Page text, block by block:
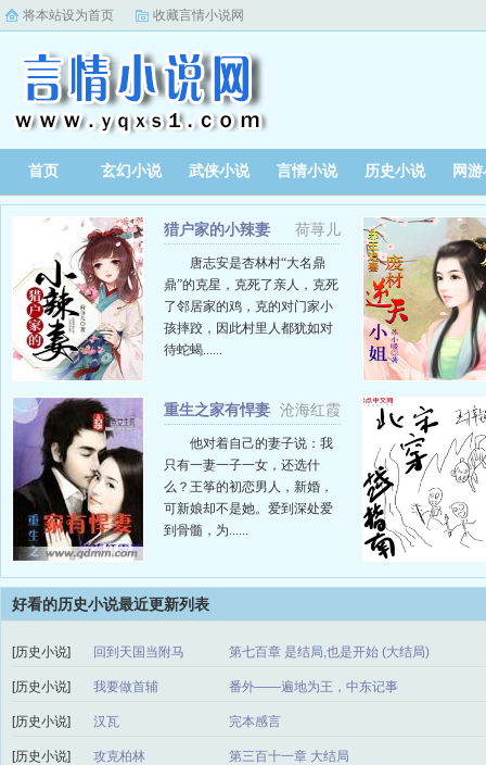
将本站设为首页 收藏言情小说网
首页 玄幻小说 武侠小说 言情小说 历史小说 网
荷荨儿
猎户家的小辣妻
唐志安是杏林村“大名鼎
鼎”的克星，克死了亲人，克死
了邻居家的鸡，克的对门家小
孩摔跤，因此村里人都犹如对
待蛇蝎......
沧海红霞
重生之家有悍妻
他对着自己的妻子说：我
只有一妻一子一女，还选什
么？王筝的初恋男人，新婚，
可新娘却不是她。爱到深处爱
到骨髓，为......
好看的历史小说最近更新列表
[历史小说] 回到天国当附马 第七百章 是结局,也是开始 (大结局)
[历史小说] 我要做首辅 番外——遍地为王，中东记事
[历史小说] 汉瓦 完本感言
[历史小说] 攻克柏林 第三百十一章 大结局